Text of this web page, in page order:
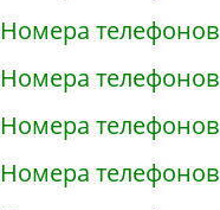
Номера
Номера
Номера
Номера